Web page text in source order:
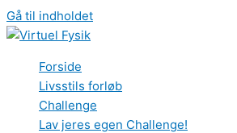
Gå til indholdet
Forside
Livsstils forløb
Challenge
Lav jeres egen Challenge!